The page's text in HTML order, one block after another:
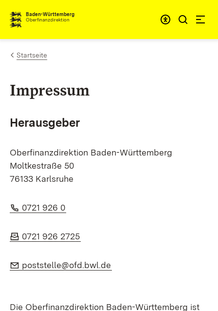
Zum Inhalt springen
Baden-Württemberg
Oberfinanzdirektion
Startseite
Impressum
Herausgeber
Oberfinanzdirektion Baden-Württemberg
Moltkestraße 50
76133 Karlsruhe
Telefon:
0721 926 0
Fax:
0721 926 2725
E-Mail:
poststelle@ofd.bwl.de
Die Oberfinanzdirektion Baden-Württemberg ist